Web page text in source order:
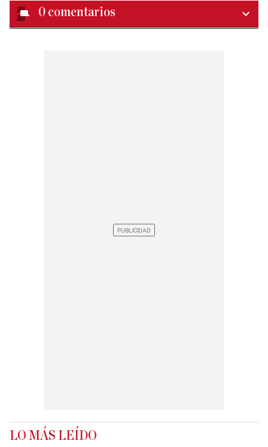
0 comentarios
LO MÁS LEÍDO